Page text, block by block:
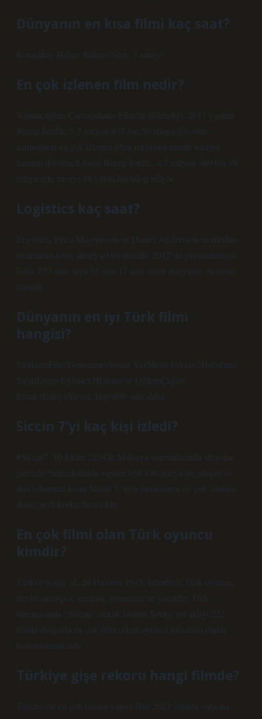
Dünyanın en kısa filmi kaç saat?
Roundhay Bahçe SahnesiSüre: 3 saniye.
En çok izlenen film nedir?
Yapımcılığını Çamaşırhane Film’in üstlendiği, 2017 yapımı
Recep İvedik, 5,7 milyon 437 bin 50 izleyiciyle tüm
zamanların en çok izlenen filmi rekorunu elinde tutuyor.
Serinin dördüncü üyesi Recep İvedik, 4,7 milyon 369 bin 98
izleyiciyle zirveyi en yakından takip ediyor.
Logistics kaç saat?
Logistics, Erica Magnusson ve Daniel Andersson tarafından
tasarlanan İsveç deneysel bir filmdir. 2012’de yayınlanmıştır.
Film, 857 saat veya 35 gün 17 saat süren dünyanın en uzun
filmidir.
Dünyanın en iyi Türk filmi
hangisi?
SıralamaFilmYönetmen1Susuz YazMetin Erksan2Hababam
SınıfıErtem Eğilmez3Babam ve OğlumÇağan
Irmak4EşkıyaYavuz Turgul96 satır daha
Siccin 7’yi kaç kişi izledi?
#Siccin7, 10 Ekim 2024’te Malezya sinemalarında vizyona
girecek! Sekiz haftada toplam 634.846 izleyiciye ulaşan ve
dizi rekorunu kıran Siccin 7, tüm zamanların en çok izlenen
ikinci yerli korku filmi oldu.
En çok filmi olan Türk oyuncu
kimdir?
Türkan Şoray (d. 28 Haziran 1945, İstanbul), Türk oyuncu,
devlet sanatçısı, senarist, yönetmen ve yazardır. Türk
sinemasında “Sultan” olarak bilinen Şoray, rol aldığı 222
filmle dünyada en çok film çeken oyuncu unvanını elinde
bulundurmaktadır.
Türkiye gişe rekoru hangi filmde?
Türkiye’de en çok hasılat yapan film 2023 yılında vizyona